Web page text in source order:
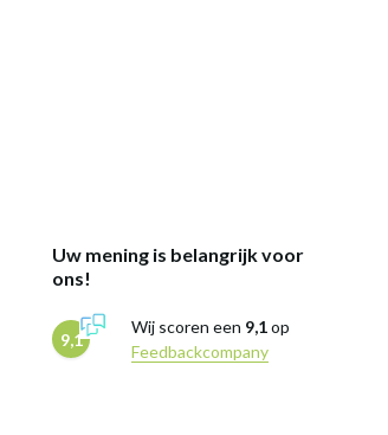
Uw mening is belangrijk voor
ons!
9,1
Wij scoren een 9,1op
Feedbackcompany